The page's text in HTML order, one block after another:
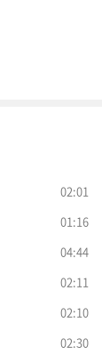
02:01
01:16
04:44
02:11
02:10
02:30